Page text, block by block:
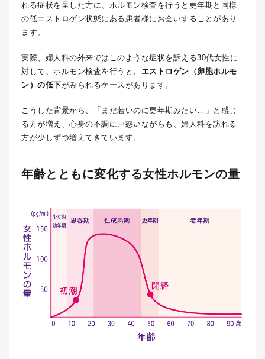
れる症状を呈した方に、ホルモン検査を行うと更年期と同様
の低エストロゲン状態にある患者様にお会いすることがあり
ます。
実際、婦人科の外来ではこのような症状を訴える30代女性に
対して、ホルモン検査を行うと、 エストロゲン（卵胞ホルモ
ン）の低下がみられるケースがあります。
こうした背景から、「まだ若いのに更年期みたい…」と感じ
る方が増え、心身の不調に戸惑いながらも、婦人科を訪れる
方が少しずつ増えてきています。
年齢とともに変化する女性ホルモンの量